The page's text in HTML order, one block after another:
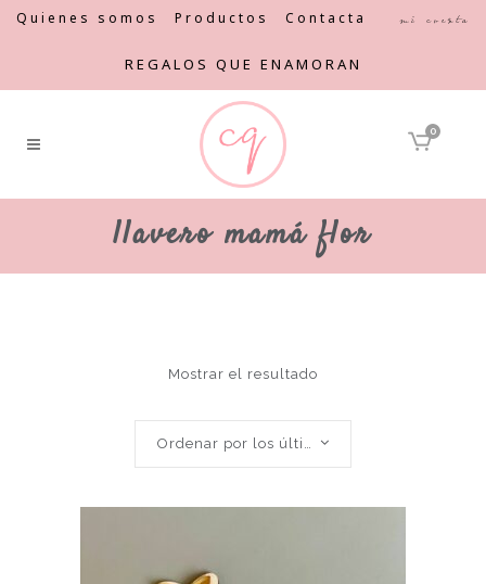
Quienes somos Productos Contacta Mi cuenta
REGALOS QUE ENAMORAN
0
llavero mamá flor
Mostrar el resultado
Ordenar por los últimos